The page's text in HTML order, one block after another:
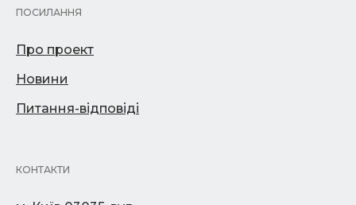
ПОСИЛАННЯ
Про проект
Новини
Питання-відповіді
КОНТАКТИ